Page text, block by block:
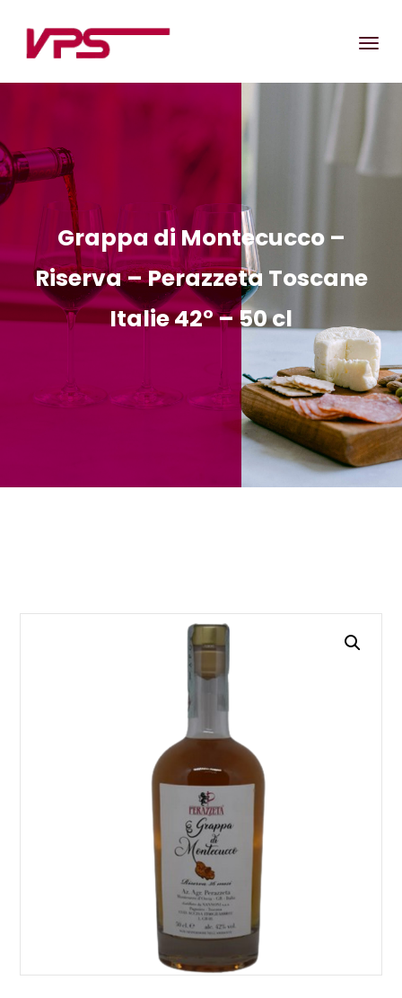
Grappa di Montecucco –
Riserva – Perazzeta Toscane
Italie 42° – 50 cl